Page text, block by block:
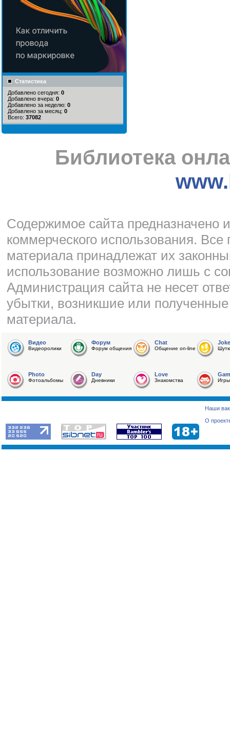
Статистика
Добавлено сегодня: 0
Добавлено вчера: 0
Добавлено за неделю: 0
Добавлено за месяц: 0
Всего: 37082
Библиотека
Cодержимое сайта предназначено
коммерческого использования.
материала принадлежат их
использование возможно лишь с
Администрация сайта не несет
убытки, возникшие или
материала.
Видео
Видеоролики
Форум
Форум общения
Chat
Общение on-line
Joke
Photo
Фотоальбомы
Day
Дневники
Love
Знакомства Игры
Наши
О